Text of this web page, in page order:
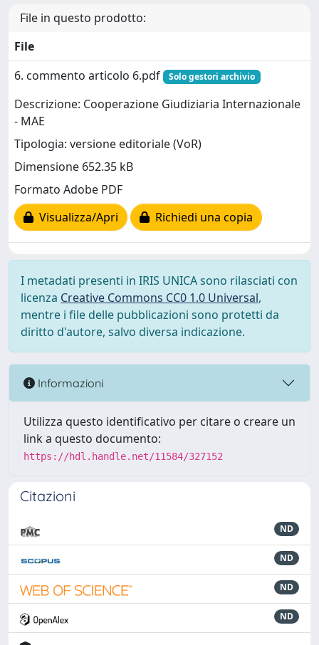
File in questo prodotto:
File
6. commento articolo 6.pdf
Solo gestori archivio
Descrizione: Cooperazione Giudiziaria Internazionale
- MAE
Tipologia: versione editoriale (VoR)
Dimensione 652.35 kB
Formato Adobe PDF
Visualizza/Apri
Richiedi una copia
I metadati presenti in IRIS UNICA sono rilasciati con
licenza Creative Commons CC0 1.0 Universal,
mentre i file delle pubblicazioni sono protetti da
diritto d'autore, salvo diversa indicazione.
Informazioni
Utilizza questo identificativo per citare o creare un
link a questo documento:
https://hdl.handle.net/11584/327152
Citazioni
ND
ND
ND
ND